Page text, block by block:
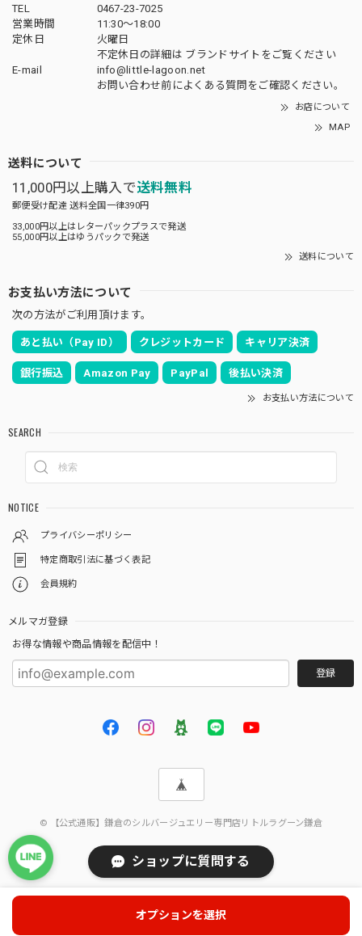
TEL
0467-23-7025
営業時間
11:30～18:00
定休日
火曜日
不定休日の詳細は ブランドサイト をご覧ください
E-mail
info@little-lagoon.net
お問い合わせ前によくある質問をご確認ください。
お店について
MAP
送料について
11,000円以上購入で送料無料
郵便受け配達 送料全国一律390円
33,000円以上はレターパックプラスで発送
55,000円以上はゆうパックで発送
送料について
お支払い方法について
次の方法がご利用頂けます。
あと払い（Pay ID） クレジットカード キャリア決済
銀行振込 Amazon Pay PayPal 後払い決済
お支払い方法について
SEARCH
NOTICE
プライバシーポリシー
特定商取引法に基づく表記
会員規約
メルマガ登録
お得な情報や商品情報を配信中！
登録
© 【公式通販】鎌倉のシルバージュエリー専門店リトルラグーン鎌倉
オプションを選択
ショップに質問する